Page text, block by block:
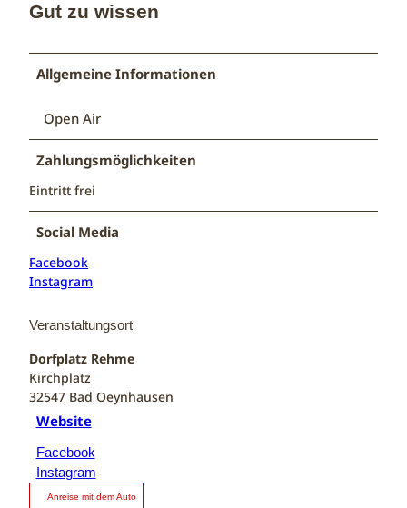
Gut zu wissen
Allgemeine Informationen
Open Air
Zahlungsmöglichkeiten
Eintritt frei
Social Media
Facebook
Instagram
Veranstaltungsort
Dorfplatz Rehme
Kirchplatz
32547 Bad Oeynhausen
Website
Facebook
Instagram
Anreise mit dem Auto